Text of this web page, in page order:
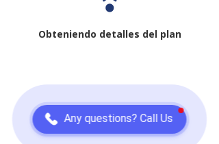
Any questions? Call Us
Obteniendo detalles del plan